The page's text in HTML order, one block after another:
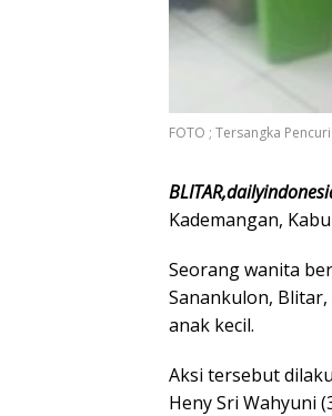
FOTO ; Tersangka
Kademangan,
Seorang wanita
Sanankulon,
anak kecil.
Aksi tersebut
Heny Sri Wahyuni